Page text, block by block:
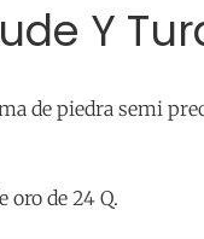
Y
de piedra semi
oro de 24 Q.